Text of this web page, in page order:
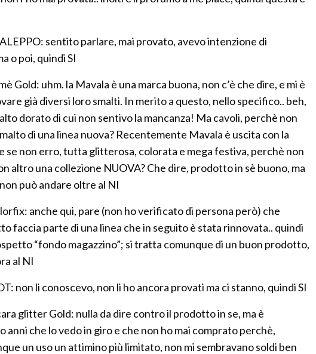
sentito parlare, mai provato, avevo intenzione di
o poi, quindi SI
Gold: uhm. la Mavala è una marca buona, non c’è che dire, e mi è
già diversi loro smalti. In merito a questo, nello specifico.. beh,
dorato di cui non sentivo la mancanza! Ma cavoli, perchè non
di una linea nuova? Recentemente Mavala è uscita con la
se non erro, tutta glitterosa, colorata e mega festiva, perchè non
altro una collezione NUOVA? Che dire, prodotto in sè buono, ma
può andare oltre al NI
anche qui, pare (non ho verificato di persona però) che
faccia parte di una linea che in seguito è stata rinnovata.. quindi
“fondo magazzino”; si tratta comunque di un buon prodotto,
al NI
non li conoscevo, non li ho ancora provati ma ci stanno, quindi SI
glitter Gold: nulla da dire contro il prodotto in se, ma è
anni che lo vedo in giro e che non ho mai comprato perchè,
un uso un attimino più limitato, non mi sembravano soldi ben